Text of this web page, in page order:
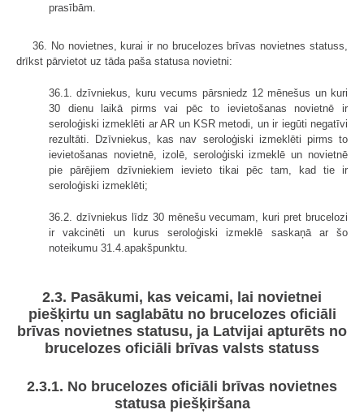
prasībām.
36. No novietnes, kurai ir no brucelozes brīvas novietnes statuss,
drīkst pārvietot uz tāda paša statusa novietni:
36.1. dzīvniekus, kuru vecums pārsniedz 12 mēnešus un kuri
30 dienu laikā pirms vai pēc to ievietošanas novietnē ir
seroloģiski izmeklēti ar AR un KSR metodi, un ir iegūti negatīvi
rezultāti. Dzīvniekus, kas nav seroloģiski izmeklēti pirms to
ievietošanas novietnē, izolē, seroloģiski izmeklē un novietnē
pie pārējiem dzīvniekiem ievieto tikai pēc tam, kad tie ir
seroloģiski izmeklēti;
36.2. dzīvniekus līdz 30 mēnešu vecumam, kuri pret brucelozi
ir vakcinēti un kurus seroloģiski izmeklē saskaņā ar šo
noteikumu 31.4.apakšpunktu.
2.3. Pasākumi, kas veicami, lai novietnei
piešķirtu un saglabātu no brucelozes oficiāli
brīvas novietnes statusu, ja Latvijai apturēts no
brucelozes oficiāli brīvas valsts statuss
2.3.1. No brucelozes oficiāli brīvas novietnes
statusa piešķiršana